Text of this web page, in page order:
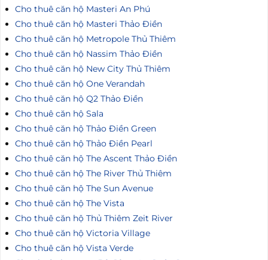
Cho thuê căn hộ Masteri An Phú
Cho thuê căn hộ Masteri Thảo Điền
Cho thuê căn hộ Metropole Thủ Thiêm
Cho thuê căn hộ Nassim Thảo Điền
Cho thuê căn hộ New City Thủ Thiêm
Cho thuê căn hộ One Verandah
Cho thuê căn hộ Q2 Thảo Điền
Cho thuê căn hộ Sala
Cho thuê căn hộ Thảo Điền Green
Cho thuê căn hộ Thảo Điền Pearl
Cho thuê căn hộ The Ascent Thảo Điền
Cho thuê căn hộ The River Thủ Thiêm
Cho thuê căn hộ The Sun Avenue
Cho thuê căn hộ The Vista
Cho thuê căn hộ Thủ Thiêm Zeit River
Cho thuê căn hộ Victoria Village
Cho thuê căn hộ Vista Verde